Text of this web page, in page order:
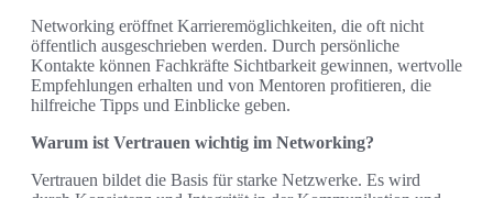
Networking eröffnet Karrieremöglichkeiten, die oft nicht
öffentlich ausgeschrieben werden. Durch persönliche
Kontakte können Fachkräfte Sichtbarkeit gewinnen, wertvolle
Empfehlungen erhalten und von Mentoren profitieren, die
hilfreiche Tipps und Einblicke geben.
Warum ist Vertrauen wichtig im Networking?
Vertrauen bildet die Basis für starke Netzwerke. Es wird